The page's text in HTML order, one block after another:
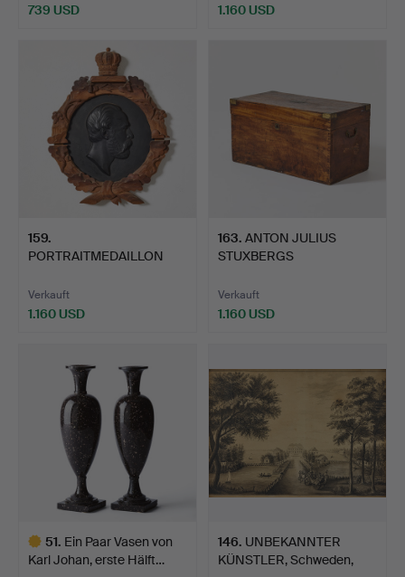
739 USD
1.160 USD
159.
PORTRAITMEDAILLON
VON…
Verkauft
1.160 USD
163. ANTON JULIUS
STUXBERGS
D…
Verkauft
1.160 USD
51. Ein Paar Vasen von
Karl Johan, erste Hälft…
146. UNBEKANNTER
KÜNSTLER, Schweden,